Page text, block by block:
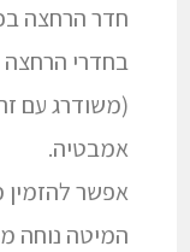
חדר הרחצה
בחדרי הרחצה
(משודרג עם
אמבטיה.
אפשר להזמין
המיטה נוחה